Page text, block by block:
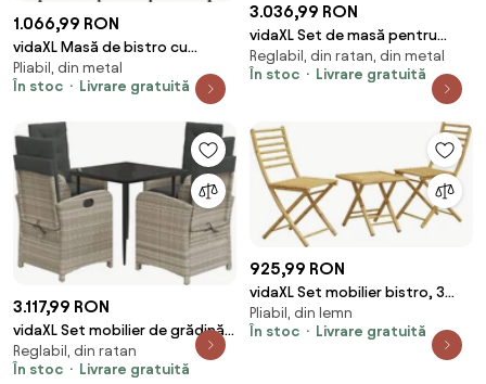
1.066,99 RON
vidaXL Masă de bistro cu
mozaic, albastru și alb, fier și
ceramică
Pliabil, din metal
În stoc
Livrare gratuită
3.036,99 RON
vidaXL Set de masă pentru
grădină cu pernă 5 pcs Gri
poliratan
Reglabil, din ratan, din metal
În stoc
Livrare gratuită
3.117,99 RON
vidaXL Set mobilier de grădină
cu perne, 5 piese gri deschis
poliratan
Reglabil, din ratan
În stoc
Livrare gratuită
925,99 RON
vidaXL Set mobilier bistro, 3
piese, bambus
Pliabil, din lemn
În stoc
Livrare gratuită